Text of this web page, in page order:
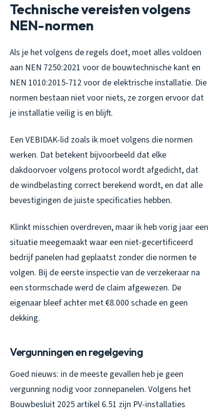
Technische vereisten volgens
NEN-normen
Als je het volgens de regels doet, moet alles voldoen
aan NEN 7250:2021 voor de bouwtechnische kant en
NEN 1010:2015-712 voor de elektrische installatie. Die
normen bestaan niet voor niets, ze zorgen ervoor dat
je installatie veilig is en blijft.
Een VEBIDAK-lid zoals ik moet volgens die normen
werken. Dat betekent bijvoorbeeld dat elke
dakdoorvoer volgens protocol wordt afgedicht, dat
de windbelasting correct berekend wordt, en dat alle
bevestigingen de juiste specificaties hebben.
Klinkt misschien overdreven, maar ik heb vorig jaar een
situatie meegemaakt waar een niet-gecertificeerd
bedrijf panelen had geplaatst zonder die normen te
volgen. Bij de eerste inspectie van de verzekeraar na
een stormschade werd de claim afgewezen. De
eigenaar bleef achter met €8.000 schade en geen
dekking.
Vergunningen en regelgeving
Goed nieuws: in de meeste gevallen heb je geen
vergunning nodig voor zonnepanelen. Volgens het
Bouwbesluit 2025 artikel 6.51 zijn PV-installaties